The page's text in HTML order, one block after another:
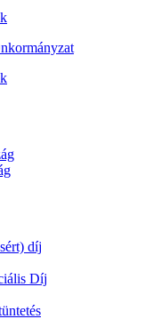
díj
Díj